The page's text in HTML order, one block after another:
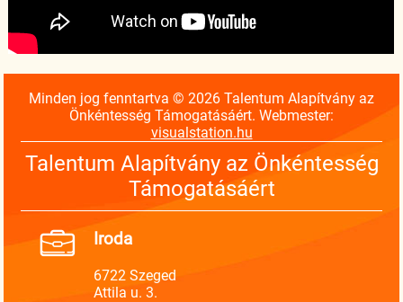
Minden jog fenntartva © 2026 Talentum Alapítvány az
Önkéntesség Támogatásáért. Webmester:
visualstation.hu
Talentum Alapítvány az Önkéntesség
Támogatásáért
Iroda
6722 Szeged
Attila u. 3.